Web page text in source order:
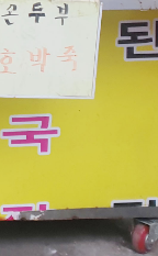
서기네 말랑강정